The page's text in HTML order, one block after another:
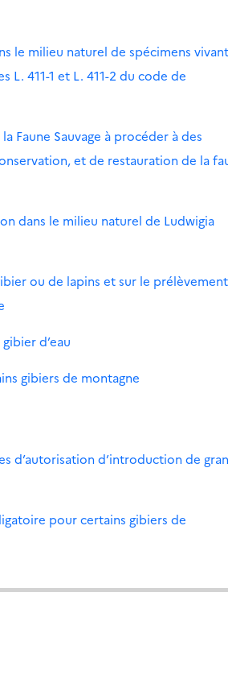
le milieu naturel de spécimens
411-1 et L. 411-2 du code de
Faune Sauvage à procéder à des
et de restauration de la
dans le milieu naturel de Ludwigia
ou de lapins et sur le prélèvement
d’eau
gibiers de montagne
d’autorisation d’introduction de
pour certains gibiers de